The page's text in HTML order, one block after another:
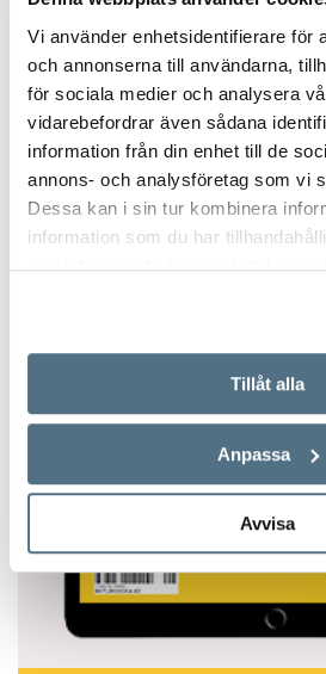
Vi använder enhetsidentifierare för
och annonserna till användarna,
för sociala medier och analysera
vidarebefordrar även sådana
information från din enhet till de
annons- och analysföretag som vi
Dessa kan i sin tur kombinera
information som du har
samlat in när du har använt deras
Tillåt alla
Anpassa
Avvisa